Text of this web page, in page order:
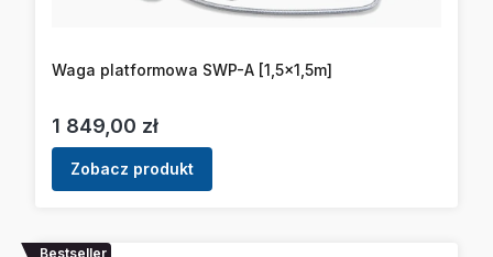
Waga platformowa SWP-A [1,5x1,5m]
Cena
1 849,00 zł
Zobacz produkt
Bestseller